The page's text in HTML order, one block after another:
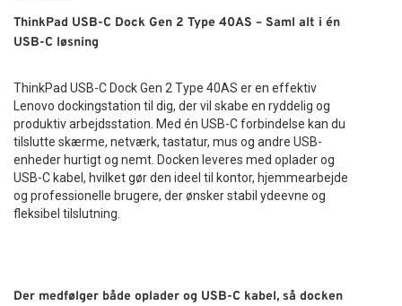
ThinkPad USB-C Dock Gen 2 Type 40AS – Saml alt i én
USB-C løsning
ThinkPad USB-C Dock Gen 2 Type 40AS er en effektiv
Lenovo dockingstation til dig, der vil skabe en ryddelig og
produktiv arbejdsstation. Med én USB-C forbindelse kan du
tilslutte skærme, netværk, tastatur, mus og andre USB-
enheder hurtigt og nemt. Docken leveres med oplader og
USB-C kabel, hvilket gør den ideel til kontor, hjemmearbejde
og professionelle brugere, der ønsker stabil ydeevne og
fleksibel tilslutning.
Der medfølger både oplader og USB-C kabel, så docken